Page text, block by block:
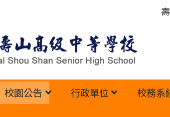
校園公告 行政單位 校務系